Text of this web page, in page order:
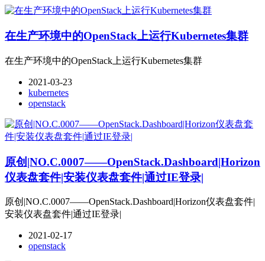
在生产环境中的OpenStack上运行Kubernetes集群
在生产环境中的OpenStack上运行Kubernetes集群
2021-03-23
kubernetes
openstack
原创|NO.C.0007——OpenStack.Dashboard|Horizon
仪表盘套件|安装仪表盘套件|通过IE登录|
原创|NO.C.0007——OpenStack.Dashboard|Horizon仪表盘套件|
安装仪表盘套件|通过IE登录|
2021-02-17
openstack